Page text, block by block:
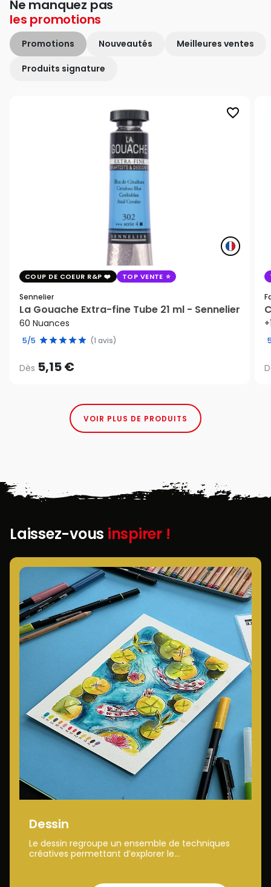
Ne manquez pas
les promotions
Promotions Nouveautés Meilleures ventes
Produits signature
favorite_border
COUP DE COEUR R&P TOP VENTE
Sennelier
La Gouache Extra-fine Tube 21 ml - Sennelier
60 Nuances
5/5 (1 avis)
Dès 5,15 €
VOIR PLUS DE PRODUITS
Laissez-vous inspirer !
Dessin
Le dessin regroupe un ensemble de techniques
créatives permettant d’explorer le...